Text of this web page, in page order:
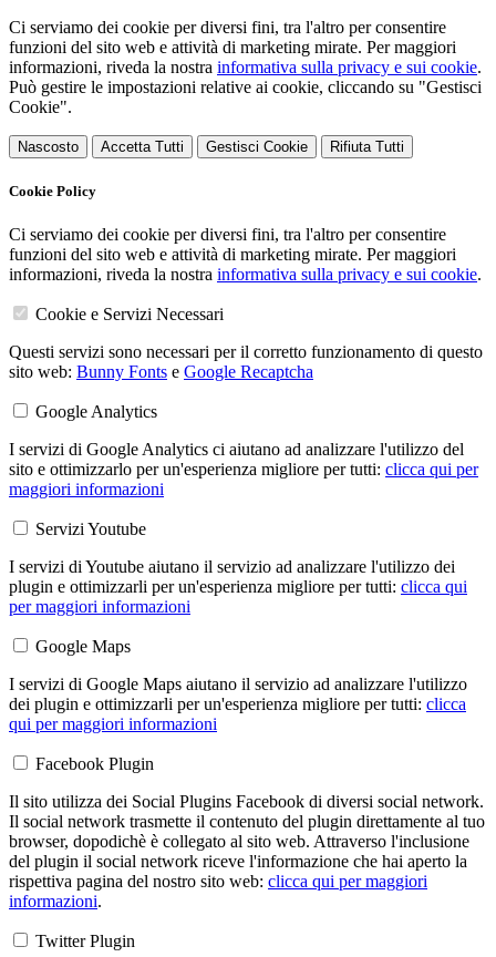
Ci serviamo dei cookie per diversi fini, tra l'altro per consentire
funzioni del sito web e attività di marketing mirate. Per maggiori
informazioni, riveda la nostra informativa sulla privacy e sui cookie.
Può gestire le impostazioni relative ai cookie, cliccando su "Gestisci
Cookie".
Nascosto Accetta Tutti Gestisci Cookie Rifiuta Tutti
Cookie Policy
Ci serviamo dei cookie per diversi fini, tra l'altro per consentire
funzioni del sito web e attività di marketing mirate. Per maggiori
informazioni, riveda la nostra informativa sulla privacy e sui cookie.
Cookie e Servizi Necessari
Questi servizi sono necessari per il corretto funzionamento di questo
sito web: Bunny Fonts e Google Recaptcha
Google Analytics
I servizi di Google Analytics ci aiutano ad analizzare l'utilizzo del
sito e ottimizzarlo per un'esperienza migliore per tutti: clicca qui per
maggiori informazioni
Servizi Youtube
I servizi di Youtube aiutano il servizio ad analizzare l'utilizzo dei
plugin e ottimizzarli per un'esperienza migliore per tutti: clicca qui
per maggiori informazioni
Google Maps
I servizi di Google Maps aiutano il servizio ad analizzare l'utilizzo
dei plugin e ottimizzarli per un'esperienza migliore per tutti: clicca
qui per maggiori informazioni
Facebook Plugin
Il sito utilizza dei Social Plugins Facebook di diversi social network.
Il social network trasmette il contenuto del plugin direttamente al tuo
browser, dopodichè è collegato al sito web. Attraverso l'inclusione
del plugin il social network riceve l'informazione che hai aperto la
rispettiva pagina del nostro sito web: clicca qui per maggiori
informazioni.
Twitter Plugin